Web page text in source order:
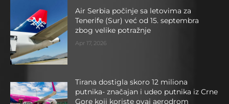
Air Serbia počinje sa letovima za
Tenerife (Sur) već od 15. septembra
zbog velike potražnje
Apr 17, 2026
Tirana dostigla skoro 12 miliona
putnika- značajan i udeo putnika iz Crne
Gore koji koriste ovaj aerodrom